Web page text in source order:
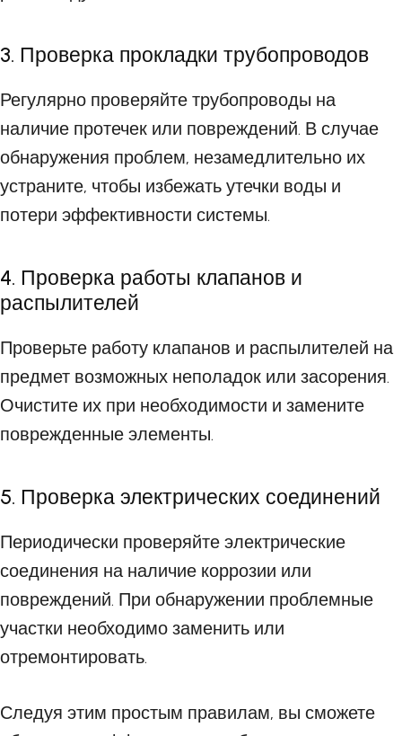
3. Проверка прокладки трубопроводов
Регулярно проверяйте трубопроводы на
наличие протечек или повреждений. В случае
обнаружения проблем, незамедлительно их
устраните, чтобы избежать утечки воды и
потери эффективности системы.
4. Проверка работы клапанов и
распылителей
Проверьте работу клапанов и распылителей на
предмет возможных неполадок или засорения.
Очистите их при необходимости и замените
поврежденные элементы.
5. Проверка электрических соединений
Периодически проверяйте электрические
соединения на наличие коррозии или
повреждений. При обнаружении проблемные
участки необходимо заменить или
отремонтировать.
Следуя этим простым правилам, вы сможете